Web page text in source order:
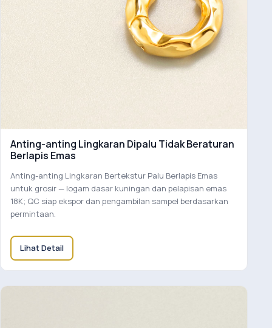
Anting-anting Lingkaran Dipalu Tidak Beraturan
Berlapis Emas
Anting-anting Lingkaran Bertekstur Palu Berlapis Emas
untuk grosir — logam dasar kuningan dan pelapisan emas
18K; QC siap ekspor dan pengambilan sampel berdasarkan
permintaan.
Lihat Detail